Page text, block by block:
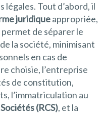
Tout d’abord, il
juridiqueappropriée,
permet de séparer le
la société, minimisant
en cas de
choisie, l’entreprise
de constitution,
l’immatriculation au
(RCS), et la